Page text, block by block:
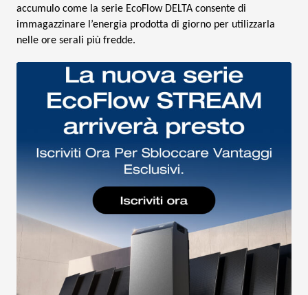
accumulo come la serie EcoFlow DELTA consente di
immagazzinare l’energia prodotta di giorno per utilizzarla
nelle ore serali più fredde.